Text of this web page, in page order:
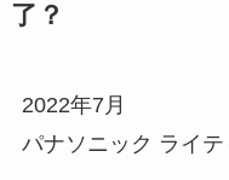
了？
2022年7月
パナソニック ライ